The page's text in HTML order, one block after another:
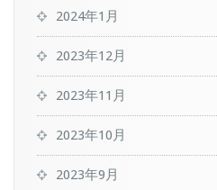
2024年1月
2023年12月
2023年11月
2023年10月
2023年9月